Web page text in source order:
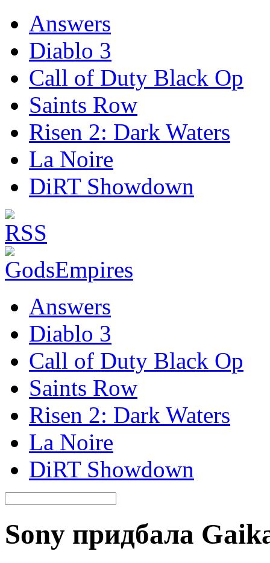
Answers
Diablo 3
Call of Duty Black Op
Saints Row
Risen 2: Dark Waters
La Noire
DiRT Showdown
Answers
Diablo 3
Call of Duty Black Op
Saints Row
Risen 2: Dark Waters
La Noire
DiRT Showdown
Sony придбала